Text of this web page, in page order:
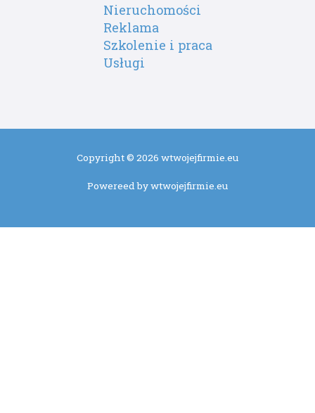
Nieruchomości
Reklama
Szkolenie i praca
Usługi
Copyright © 2026 wtwojejfirmie.eu
Powereed by wtwojejfirmie.eu